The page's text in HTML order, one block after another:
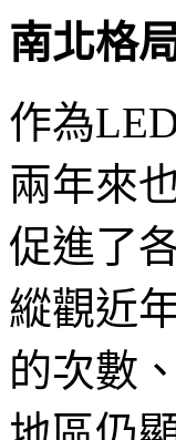
南北格
作為
兩年來
促進了
縱觀近
的次數